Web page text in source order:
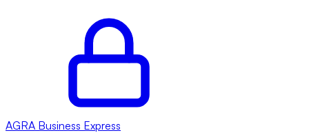
AGRA Business Express